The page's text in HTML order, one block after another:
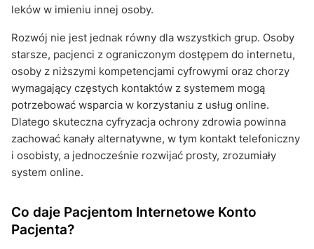
leków w imieniu innej osoby.
Rozwój nie jest jednak równy dla wszystkich grup. Osoby
starsze, pacjenci z ograniczonym dostępem do internetu,
osoby z niższymi kompetencjami cyfrowymi oraz chorzy
wymagający częstych kontaktów z systemem mogą
potrzebować wsparcia w korzystaniu z usług online.
Dlatego skuteczna cyfryzacja ochrony zdrowia powinna
zachować kanały alternatywne, w tym kontakt telefoniczny
i osobisty, a jednocześnie rozwijać prosty, zrozumiały
system online.
Co daje Pacjentom Internetowe Konto
Pacjenta?